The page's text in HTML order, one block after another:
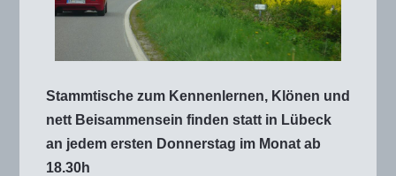
Stammtische zum Kennenlernen, Klönen und
nett Beisammensein finden statt in Lübeck
an jedem ersten Donnerstag im Monat ab
18.30h